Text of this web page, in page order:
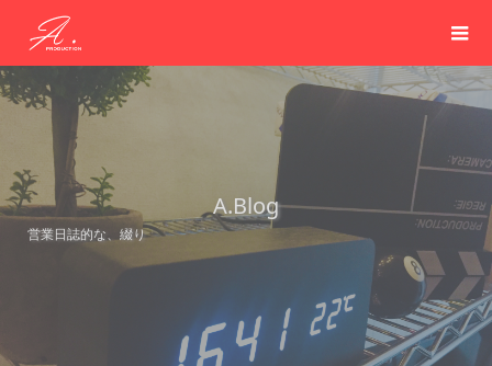
A.Blog
営業日誌的な、綴り